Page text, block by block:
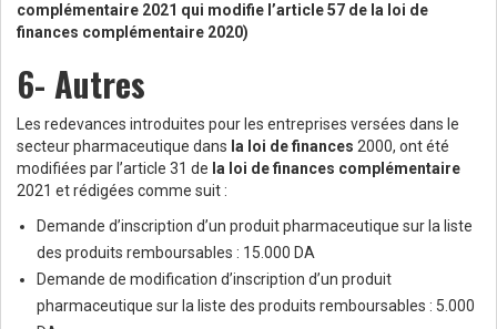
complémentaire 2021 qui modifie l’article 57 de la loi de
finances complémentaire 2020)
6- Autres
Les redevances introduites pour les entreprises versées dans le
secteur pharmaceutique dans la loi de finances 2000, ont été
modifiées par l’article 31 de la loi de finances complémentaire
2021 et rédigées comme suit :
Demande d’inscription d’un produit pharmaceutique sur la liste
des produits remboursables : 15.000 DA
Demande de modification d’inscription d’un produit
pharmaceutique sur la liste des produits remboursables : 5.000